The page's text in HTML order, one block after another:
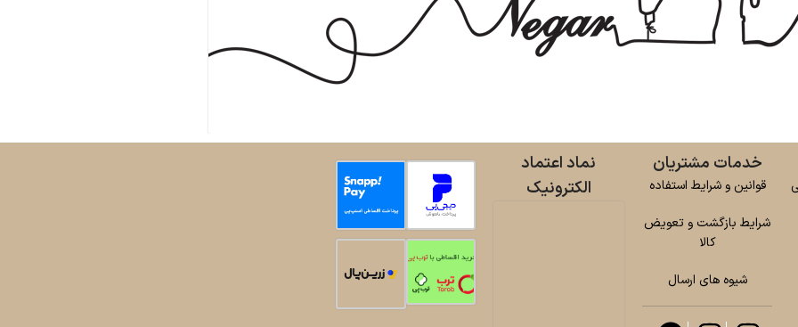
خدمات مشتریان
قوانین و شرایط استفاده
شرایط بازگشت و تعویض
کالا
شیوه های ارسال
نماد اعتماد
الکترونیک